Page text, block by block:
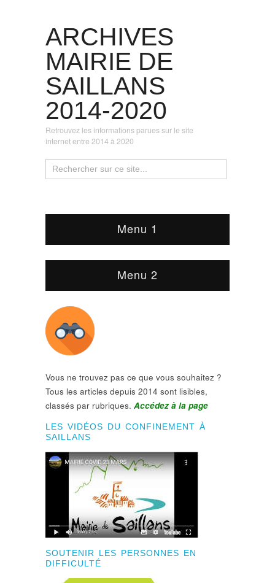
ARCHIVES
MAIRIE DE
SAILLANS
2014-2020
Retrouvez les informations parues sur le site
internet entre 2014 à 2020
Menu 1
Menu 2
Vous ne trouvez pas ce que vous souhaitez ?
Tous les articles depuis 2014 sont lisibles,
classés par rubriques. Accédez à la page
LES VIDÉOS DU CONFINEMENT À
SAILLANS
SOUTENIR LES PERSONNES EN
DIFFICULTÉ